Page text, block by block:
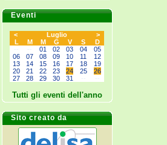
Eventi
< Luglio
>
L
M M G V S
D
01 02 03 04
05
06
07 08 09 10 11
12
13
14 15 16 17 18
19
20
21 22 23 24 25
26
27
28 29 30 31
Tutti gli eventi dell'anno
Sito creato da